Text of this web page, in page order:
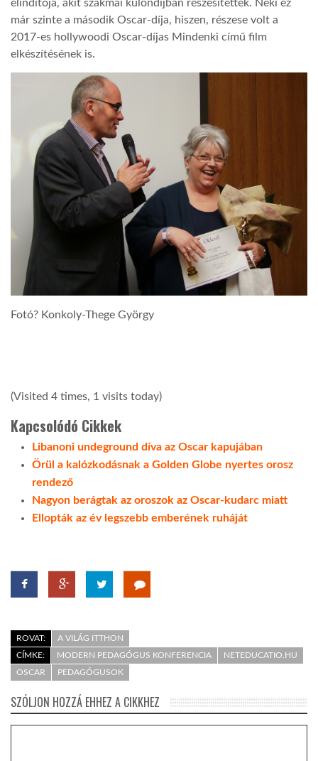
elindítója, akit szakmai különdíjban részesítettek. Neki ez
már szinte a második Oscar-díja, hiszen, részese volt a
2017-es hollywoodi Oscar-díjas Mindenki című film
elkészítésének is.
Fotó? Konkoly-Thege György
(Visited 4 times, 1 visits today)
Kapcsolódó Cikkek
Libanoni undeground díva az Oscar kapujában
Örül a kalózkodásnak a Golden Globe nyertes orosz
rendező
Nagyon berágtak az oroszok az Oscar-kudarc miatt
Ellopták az év legszebb emberének ruháját
ROVAT:
A VILÁG ITTHON
CÍMKE:
MODERN PEDAGÓGUS KONFERENCIA
NETEDUCATIO.HU
OSCAR
PEDAGÓGUSOK
SZÓLJON HOZZÁ EHHEZ A CIKKHEZ